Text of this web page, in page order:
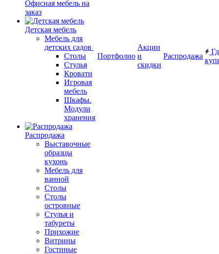
Офисная мебель на
заказ
Детская мебель
Мебель для
детских садов
Столы
Стулья
Кровати
Игровая
мебель
Шкафы.
Модули
хранения
Распродажа
Выставочные
образцы
кухонь
Мебель для
ванной
Столы
Столы
островные
Стулья и
табуреты
Прихожие
Витрины
Гостиные
Портфолио
Акции
и
скидки
Распродажа